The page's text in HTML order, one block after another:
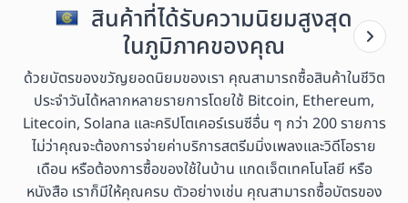
สินค้าที่ได้รับความนิยมสูงสุด
ในภูมิภาคของคุณ
ด้วยบัตรของขวัญยอดนิยมของเรา คุณสามารถซื้อสินค้าในชีวิต
ประจำวันได้หลากหลายรายการโดยใช้ Bitcoin, Ethereum,
Litecoin, Solana และคริปโตเคอร์เรนซีอื่น ๆ กว่า 200 รายการ
ไม่ว่าคุณจะต้องการจ่ายค่าบริการสตรีมมิ่งเพลงและวิดีโอราย
เดือน หรือต้องการซื้อของใช้ในบ้าน แกดเจ็ตเทคโนโลยี หรือ
หนังสือ เราก็มีให้คุณครบ ตัวอย่างเช่น คุณสามารถซื้อบัตรของ